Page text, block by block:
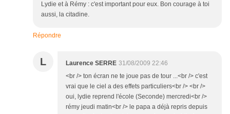
Lydie et à Rémy : c'est important pour eux. Bon courage à toi
aussi, la citadine.
Répondre
L Laurence SERRE 31/08/2009 22:46
<br /> ton écran ne te joue pas de tour ...<br /> c'est
vrai que le ciel a des effets particuliers<br /> <br />
oui, lydie reprend l'école (Seconde) mercredi<br />
rémy jeudi matin<br /> le papa a déjà repris depuis